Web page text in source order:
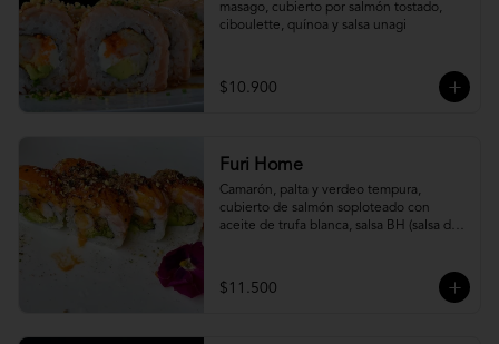
masago, cubierto por salmón tostado,
ciboulette, quínoa y salsa unagi
$10.900
Furi Home
Camarón, palta y verdeo tempura,
cubierto de salmón soploteado con
aceite de trufa blanca, salsa BH (salsa de
$11.500